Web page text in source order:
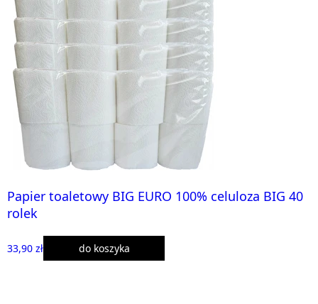
Papier toaletowy BIG EURO 100% celuloza BIG 40
rolek
33,90 zł do koszyka